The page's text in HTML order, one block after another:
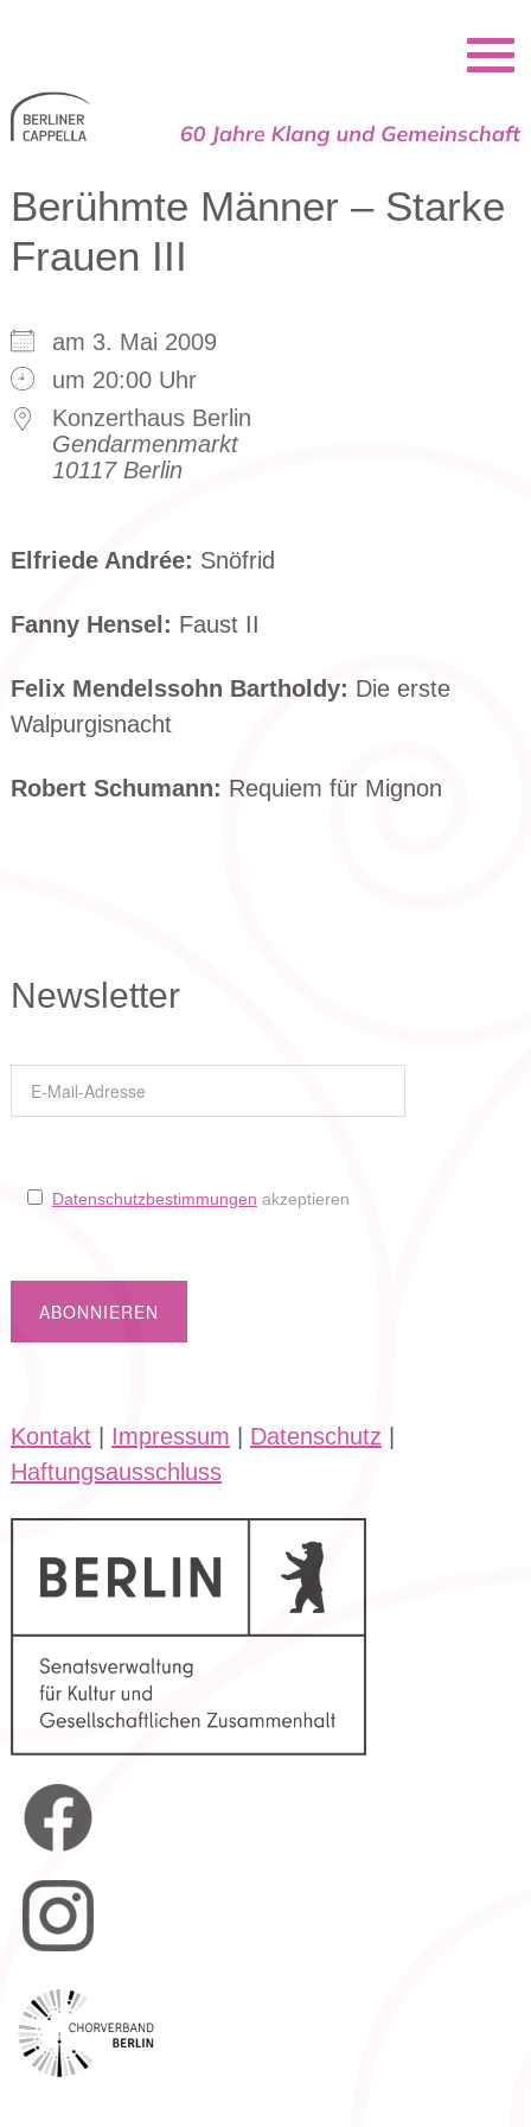
Berühmte Männer – Starke
Frauen III
am 3. Mai 2009
um 20:00 Uhr
Konzerthaus Berlin
Gendarmenmarkt
10117 Berlin
Elfriede Andrée: Snöfrid
Fanny Hensel: Faust II
Felix Mendelssohn Bartholdy: Die erste
Walpurgisnacht
Robert Schumann: Requiem für Mignon
Newsletter
Datenschutzbestimmungen akzeptieren
Kontakt| Impressum Datenschutz
Haftungsausschluss